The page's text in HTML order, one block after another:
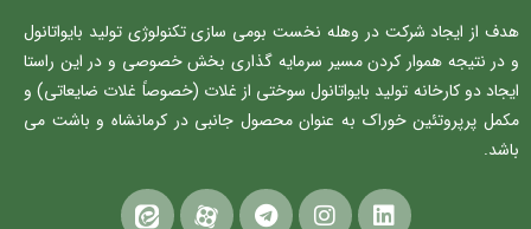
هدف از ایجاد شرکت در وهله نخست بومی سازی تکنولوژی تولید بایواتانول
و در نتیجه هموار کردن مسیر سرمایه گذاری بخش خصوصی و در این راستا
ایجاد دو کارخانه تولید بایواتانول سوختی از غلات (خصوصاً غلات ضایعاتی) و
مکمل پرپروتئین خوراک به عنوان محصول جانبی در کرمانشاه و باشت می
باشد.